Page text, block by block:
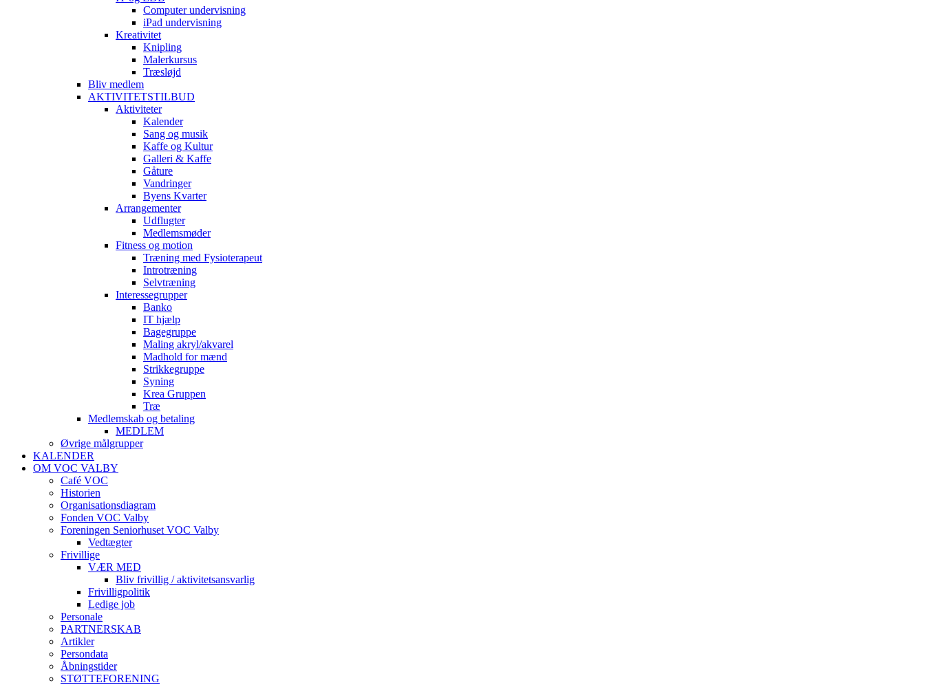
Computer undervisning
iPad undervisning
Kreativitet
Knipling
Malerkursus
Træsløjd
Bliv medlem
AKTIVITETSTILBUD
Aktiviteter
Kalender
Sang og musik
Kaffe og Kultur
Galleri & Kaffe
Gåture
Vandringer
Byens Kvarter
Arrangementer
Udflugter
Medlemsmøder
Fitness og motion
Træning med Fysioterapeut
Introtræning
Selvtræning
Interessegrupper
Banko
IT hjælp
Bagegruppe
Maling akryl/akvarel
Madhold for mænd
Strikkegruppe
Syning
Krea Gruppen
Træ
Medlemskab og betaling
MEDLEM
Øvrige målgrupper
KALENDER
OM VOC VALBY
Café VOC
Historien
Organisationsdiagram
Fonden VOC Valby
Foreningen Seniorhuset VOC Valby
Vedtægter
Frivillige
VÆR MED
Bliv frivillig / aktivitetsansvarlig
Frivilligpolitik
Ledige job
Personale
PARTNERSKAB
Artikler
Persondata
Åbningstider
STØTTEFORENING